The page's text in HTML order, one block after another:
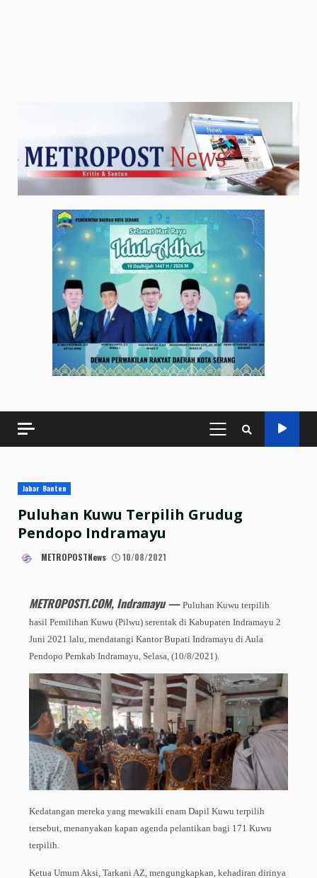
PRIMARY
MENU
Jabar Banten
Puluhan Kuwu Terpilih Grudug
Pendopo Indramayu
METROPOSTNews 10/08/2021
METROPOST1.COM, Indramayu — Puluhan Kuwu terpilih
hasil Pemilihan Kuwu (Pilwu) serentak di Kabupaten Indramayu 2
Juni 2021 lalu, mendatangi Kantor Bupati Indramayu di Aula
Pendopo Pemkab Indramayu, Selasa, (10/8/2021).
Kedatangan mereka yang mewakili enam Dapil Kuwu terpilih
tersebut, menanyakan kapan agenda pelantikan bagi 171 Kuwu
terpilih.
Ketua Umum Aksi, Tarkani AZ, mengungkapkan, kehadiran dirinya